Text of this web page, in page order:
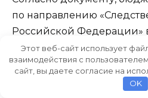
по направлению
Российской Федерации» в
более 48,7 млрд рублей,
48,9 млрд рублей, в 2023
млрд рублей.
Этот веб-сайт использует
взаимодействия с
сайт, вы даете согласие на
OK